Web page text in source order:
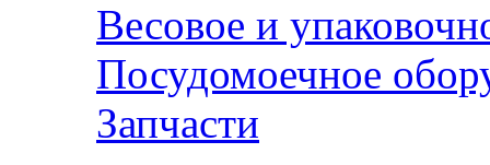
Весовое и
Посудомоечное
Запчасти